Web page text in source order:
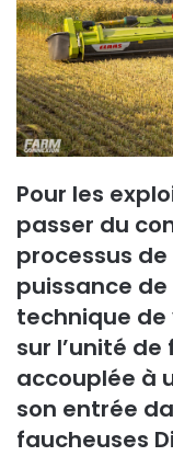
Pour les
passer du
processus
puissance
technique de
sur l’unité
accouplée à
son entrée
faucheuses